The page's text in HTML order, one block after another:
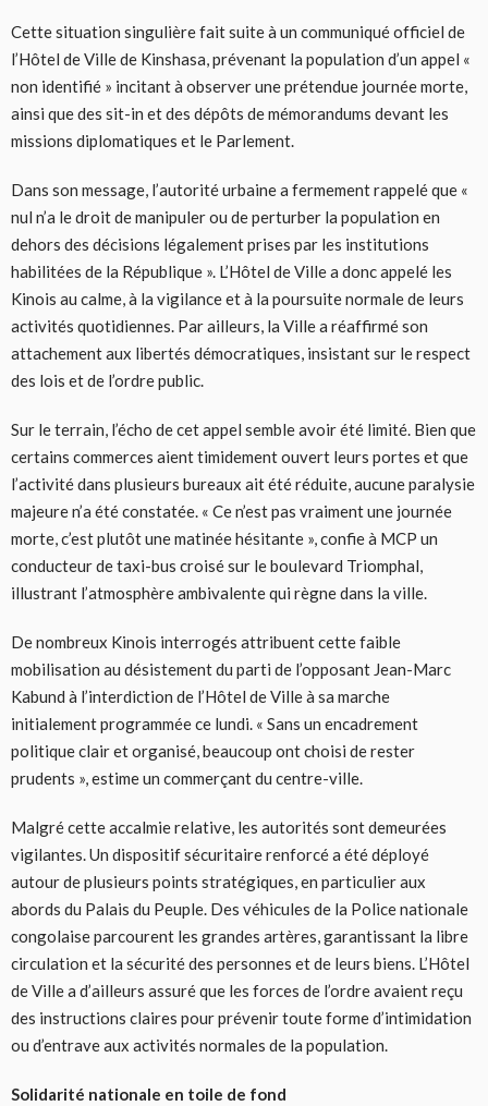
Cette situation singulière fait suite à un communiqué officiel de
l’Hôtel de Ville de Kinshasa, prévenant la population d’un appel «
non identifié » incitant à observer une prétendue journée morte,
ainsi que des sit-in et des dépôts de mémorandums devant les
missions diplomatiques et le Parlement.
Dans son message, l’autorité urbaine a fermement rappelé que «
nul n’a le droit de manipuler ou de perturber la population en
dehors des décisions légalement prises par les institutions
habilitées de la République ». L’Hôtel de Ville a donc appelé les
Kinois au calme, à la vigilance et à la poursuite normale de leurs
activités quotidiennes. Par ailleurs, la Ville a réaffirmé son
attachement aux libertés démocratiques, insistant sur le respect
des lois et de l’ordre public.
Sur le terrain, l’écho de cet appel semble avoir été limité. Bien que
certains commerces aient timidement ouvert leurs portes et que
l’activité dans plusieurs bureaux ait été réduite, aucune paralysie
majeure n’a été constatée. « Ce n’est pas vraiment une journée
morte, c’est plutôt une matinée hésitante », confie à MCP un
conducteur de taxi-bus croisé sur le boulevard Triomphal,
illustrant l’atmosphère ambivalente qui règne dans la ville.
De nombreux Kinois interrogés attribuent cette faible
mobilisation au désistement du parti de l’opposant Jean-Marc
Kabund à l’interdiction de l’Hôtel de Ville à sa marche
initialement programmée ce lundi. « Sans un encadrement
politique clair et organisé, beaucoup ont choisi de rester
prudents », estime un commerçant du centre-ville.
Malgré cette accalmie relative, les autorités sont demeurées
vigilantes. Un dispositif sécuritaire renforcé a été déployé
autour de plusieurs points stratégiques, en particulier aux
abords du Palais du Peuple. Des véhicules de la Police nationale
congolaise parcourent les grandes artères, garantissant la libre
circulation et la sécurité des personnes et de leurs biens. L’Hôtel
de Ville a d’ailleurs assuré que les forces de l’ordre avaient reçu
des instructions claires pour prévenir toute forme d’intimidation
ou d’entrave aux activités normales de la population.
Solidarité nationale en toile de fond